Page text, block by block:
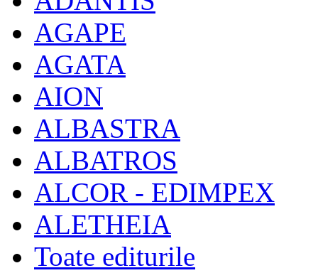
AGAPE
AGATA
AION
ALBASTRA
ALBATROS
ALCOR - EDIMPEX
ALETHEIA
Toate editurile